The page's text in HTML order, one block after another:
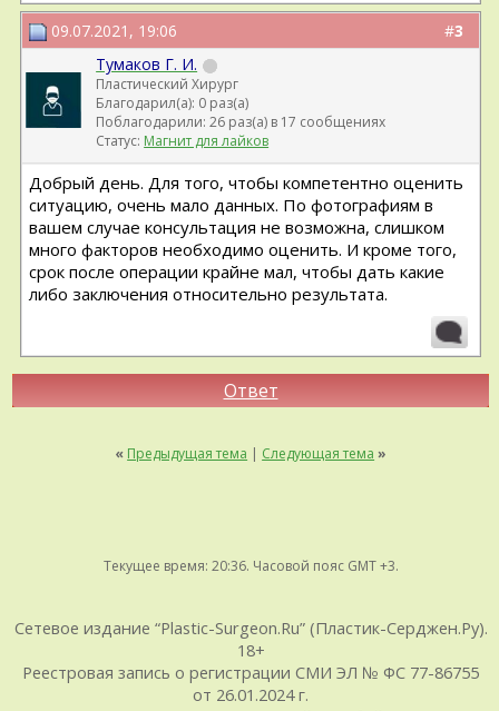
#3
09.07.2021, 19:06
Тумаков Г. И.
Пластический Хирург
Благодарил(а): 0 раз(а)
Поблагодарили: 26 раз(а) в 17 сообщениях
Статус: Магнит для лайков
Добрый день. Для того, чтобы компетентно оценить
ситуацию, очень мало данных. По фотографиям в
вашем случае консультация не возможна, слишком
много факторов необходимо оценить. И кроме того,
срок после операции крайне мал, чтобы дать какие
либо заключения относительно результата.
Ответ
« Предыдущая тема | Следующая тема »
Текущее время: 20:36. Часовой пояс GMT +3.
Сетевое издание “Plastic-Surgeon.Ru” (Пластик-Серджен.Ру).
18+
Реестровая запись о регистрации СМИ ЭЛ № ФС 77-86755
от 26.01.2024 г.